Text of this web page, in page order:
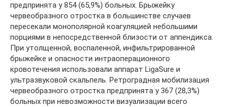
предпринята у 854 (65,9%) больных. Брыжейку
червеобразного отростка в большинстве случаев
пересекали монополярной коагуляцией небольшими
порциями в непосредственной близости от аппендикса.
При утолщенной, воспаленной, инфильтрированной
брыжейке и опасности интраоперационного
кровотечения использовали аппарат LigaSure и
ультразвуковой скальпель. Ретроградная мобилизация
червеобразного отростка предпринята у 367 (28,3%)
больных при невозможности визуализации всего